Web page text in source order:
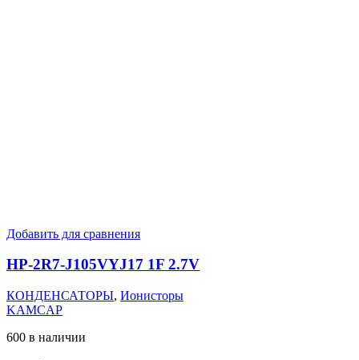
Добавить для сравнения
HP-2R7-J105VYJ17 1F 2.7V
КОНДЕНСАТОРЫ, Ионисторы
KAMCAP
600 в наличии